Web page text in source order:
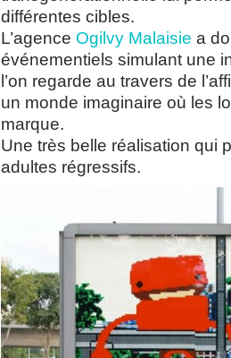
différentes cibles.
L’agence Ogilvy Malaisie a
événementiels simulant une
l’on regarde au travers de
un monde imaginaire où les
marque.
Une très belle réalisation qui
adultes régressifs.